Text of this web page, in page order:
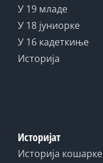
У 19 младе
У 18 јуниорке
У 16 кадеткиње
Историја
Историјат
Историја кошарке